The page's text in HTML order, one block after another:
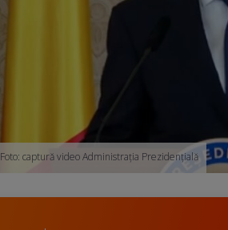
Foto: captură video Administrația Prezidențială